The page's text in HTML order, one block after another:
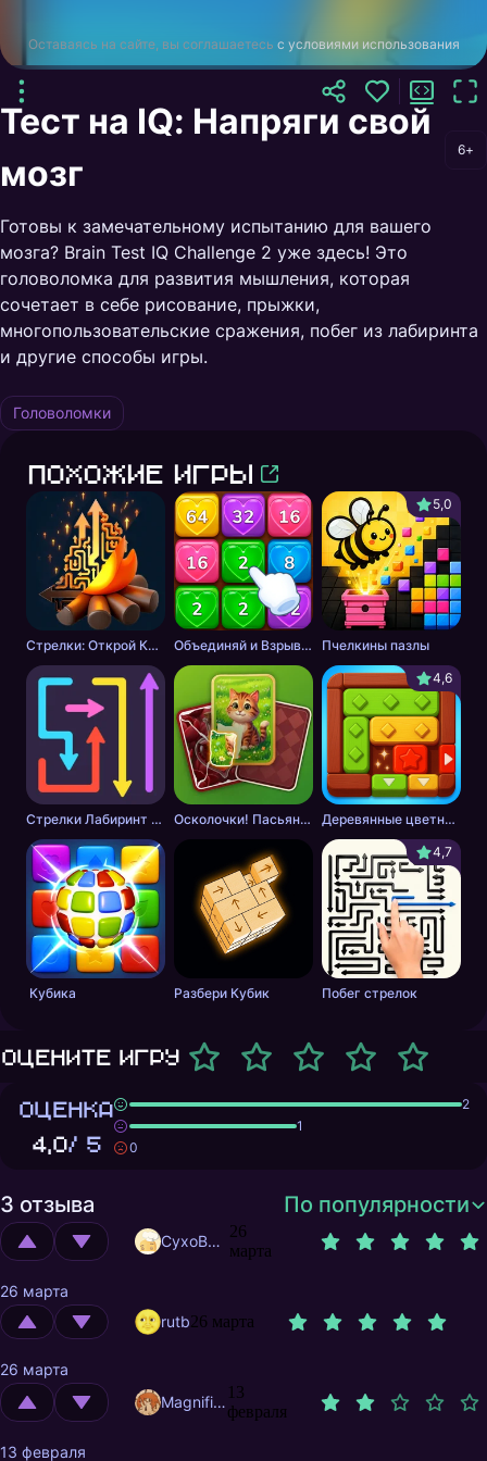
Оставаясь на сайте, вы соглашаетесь с условиями использования
Тест на IQ: Напряги свой
мозг
6+
Готовы к замечательному испытанию для вашего
мозга? Brain Test IQ Challenge 2 уже здесь! Это
головоломка для развития мышления, которая
сочетает в себе рисование, прыжки,
многопользовательские сражения, побег из лабиринта
и другие способы игры.
Головоломки
Похожие игры
Стрелки: Открой Картинку Объединяй и Взрывай + 2048
5,0
Пчелкины пазлы
Стрелки Лабиринт - Цветной путь Осколочки! Пасьянс Собери картинки
4,6
Деревянные цветные блоки
Кубика Разбери Кубик
4,7
Побег стрелок
Оцените игру
ОЦЕНКА
4,0/ 5
2
1
0
3 отзыва По популярности
CyxoB666
26
марта
26 марта
rutb26 марта
26 марта
MagnificentMrFox
13
февраля
13 февраля